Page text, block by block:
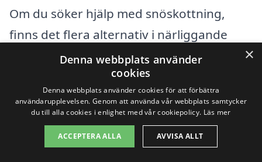
Om du söker hjälp med snöskottning,
finns det flera alternativ i närliggande
städer där du kan hitta pålitliga företag.
Att anlita professionella
snöskottningstjänster ger inte bara en
renare och säkrare miljö, utan sparar
också tid och energi. Här är några
×
Denna webbplats använder
cookies
Denna webbplats använder cookies för att förbättra
användarupplevelsen. Genom att använda vår webbplats samtycker
du till alla cookies i enlighet med vår cookiepolicy. Läs mer
ACCEPTERA ALLA AVVISA ALLT